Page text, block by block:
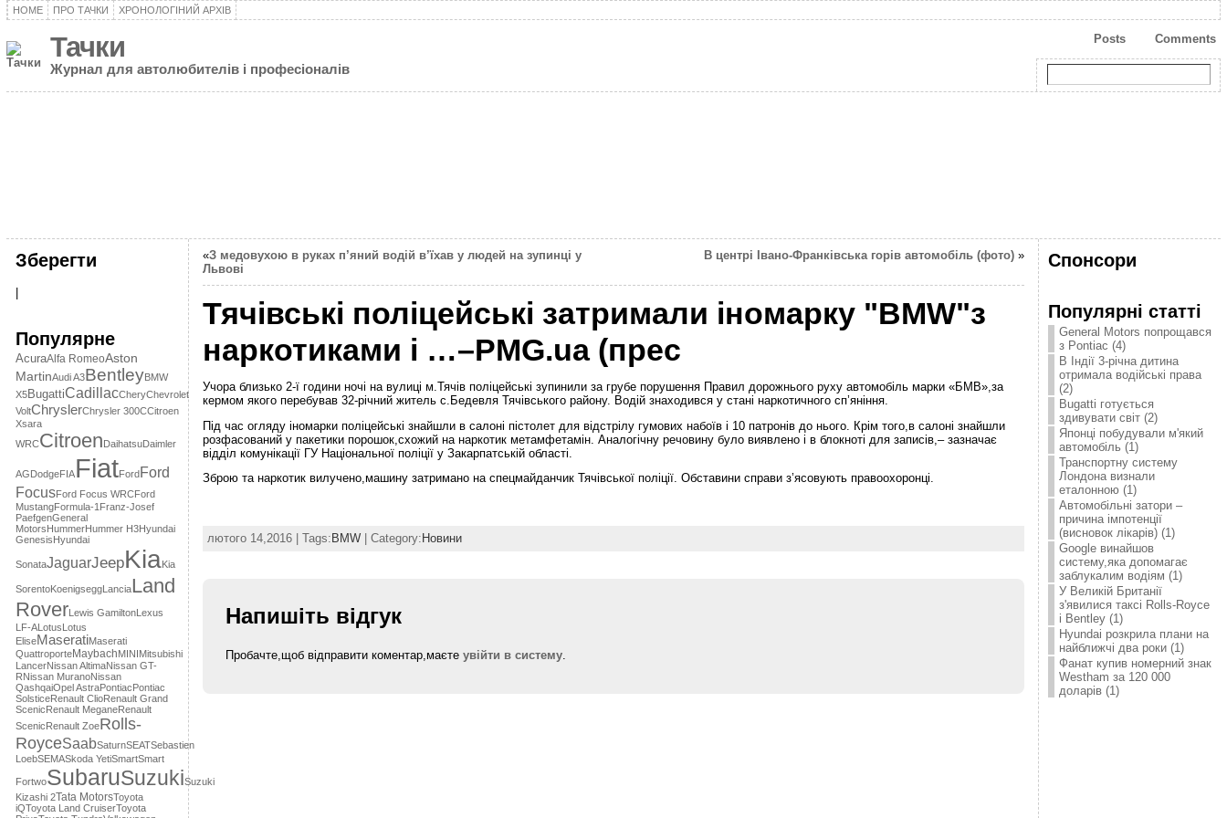
HOME ПРО ТАЧКИ ХРОНОЛОГІНИЙ АРХІВ
Тачки
Журнал для автолюбителів і професіоналів
Comments
Posts
Зберегти
Популярне
AcuraAlfa RomeoAston
MartinAudi A3BentleyBMW
X5BugattiCadillacCheryChevrolet
VoltChryslerChrysler 300CCitroen
Xsara
WRCCitroеnDaihatsuDaimler
AGDodgeFIAFiatFordFord
FocusFord Focus WRCFord
MustangFormula-1 Franz-Josef
PaefgenGeneral
MotorsHummerHummer H3Hyundai
GenesisHyundai
SonataJaguarJeepKiaKia
SorentoKoenigseggLanciaLand
RoverLewis GamiltonLexus
LF-ALotusLotus
EliseMaseratiMaserati
QuattroporteMaybachMINIMitsubishi
LancerNissan AltimaNissan GT-
RNissan MuranoNissan
QashqaiOpel AstraPontiacPontiac
SolsticeRenault ClioRenault Grand
ScenicRenault MeganeRenault
ScenicRenault ZoeRolls-
RoyceSaabSaturnSEATSebastien
LoebSEMASkoda YetiSmartSmart
FortwoSubaruSuzukiSuzuki
Kizashi 2Tata MotorsToyota
iQToyota Land CruiserToyota
«З медовухою в руках п’яний водій в’їхав у людей на зупинці у
Львові
В центрі Івано-Франківська горів автомобіль (фото)»
Тячівські поліцейські затримали іномарку "BMW"з
наркотиками і …–PMG.ua (прес
Учора близько 2-ї години ночі на вулиці м.Тячів поліцейські зупинили за грубе порушення Правил дорожнього руху автомобіль марки «БМВ»,за
кермом якого перебував 32-річний житель с.Бедевля Тячівського району. Водій знаходився у стані наркотичного сп’яніння.
Під час огляду іномарки поліцейські знайшли в салоні пістолет для відстрілу гумових набоїв і 10 патронів до нього. Крім того,в салоні знайшли
розфасований у пакетики порошок,схожий на наркотик метамфетамін. Аналогічну речовину було виявлено і в блокноті для записів,– зазначає
відділ комунікації ГУ Національної поліції у Закарпатській області.
Зброю та наркотик вилучено,машину затримано на спецмайданчик Тячівської поліції. Обставини справи з’ясовують правоохоронці.
лютого 14,2016 | Tags: BMW| Category: Новини
Напишіть відгук
Пробачте,щоб відправити коментар,маєте увійти в систему.
Спонсори
Популярні статті
General Motors попрощався
з Pontiac (4)
В Індії 3-річна дитина
отримала водійські права
(2)
Bugatti готується
здивувати світ (2)
Японці побудували м'який
автомобіль (1)
Транспортну систему
Лондона визнали
еталонною (1)
Автомобільні затори –
причина імпотенції
(висновок лікарів) (1)
Google винайшов
систему,яка допомагає
заблукалим водіям (1)
У Великій Британії
з'явилися таксі Rolls-Royce
і Bentley (1)
Hyundai розкрила плани на
найближчі два роки (1)
Фанат купив номерний знак
Westham за 120 000
доларів (1)